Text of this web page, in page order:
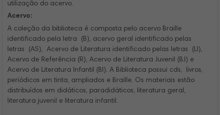
utilização do acervo.
Acervo:
A coleção da biblioteca é composta pelo acervo Braille
identificado pela letra (B), acervo geral identificado pelas
letras (AS), Acervo de Literatura identificado pelas letras (LI),
Acervo de Referência (R), Acervo de Literatura Juvenil (BJ) e
Acervo de Literatura Infantil (BI). A Biblioteca possui cds, livros,
periódicos em tinta, ampliados e Braille. Os materiais estão
distribuídos em didáticos, paradidáticos, literatura geral,
literatura juvenil e literatura infantil.